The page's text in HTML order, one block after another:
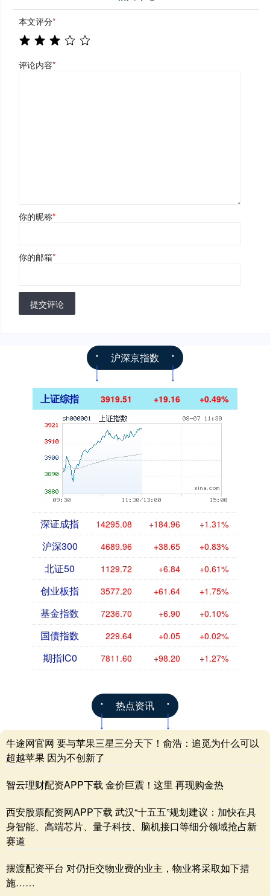
本文评分*
评论内容*
你的昵称*
你的邮箱*
提交评论
沪深京指数
上证综指 3919.51 +19.16 +0.49%
深证成指 14295.08 +184.96 +1.31%
沪深300 4689.96 +38.65 +0.83%
北证50 1129.72 +6.84 +0.61%
创业板指 3577.20 +61.64 +1.75%
基金指数 7236.70 +6.90 +0.10%
国债指数 229.64 +0.05 +0.02%
期指IC0 7811.60 +98.20 +1.27%
热点资讯
牛途网官网 要与苹果三星三分天下！俞浩：追觅为什么可以
超越苹果 因为不创新了
智云理财配资APP下载 金价巨震！这里 再现购金热
西安股票配资网APP下载 武汉“十五五”规划建议：加快在具
身智能、高端芯片、量子科技、脑机接口等细分领域抢占新
赛道
摆渡配资平台 对仍拒交物业费的业主，物业将采取如下措
施……